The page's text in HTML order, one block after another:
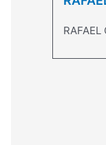
RAFAEL